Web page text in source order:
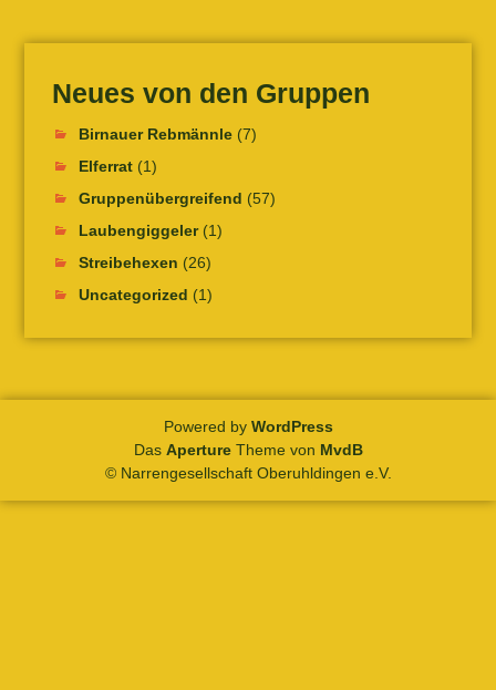
Neues von den Gruppen
Birnauer Rebmännle(7)
Elferrat(1)
Gruppenübergreifend (57)
Laubengiggeler(1)
Streibehexen (26)
Uncategorized (1)
Powered by WordPress
Das ApertureTheme von MvdB
© Narrengesellschaft Oberuhldingen e.V.